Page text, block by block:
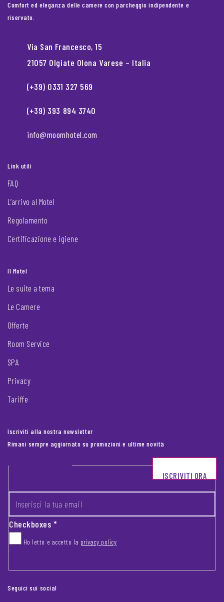
Comfort ed eleganza delle camere con parcheggio indipendente e
riservato.
Via San Francesco, 15
21057 Olgiate Olona Varese – Italia
(+39) 0331 327 569
(+39) 393 894 3740
info@moomhotel.com
Link utili
FAQ
L’arrivo al Motel
Regolamento
Certificazione e igiene
Il Motel
Le suite a tema
Le Camere
Offerte
Room Service
SPA
Privacy
Tariffe
Iscriviti alla nostra newsletter
Rimani sempre aggiornato su promozioni e ultime novità
Footer newsletter
Checkboxes*
Ho letto e accetto la privacy policy
ISCRIVITI ORA
Seguici sui social